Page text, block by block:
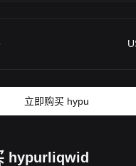
立即购买 hypu
hypurliqwid